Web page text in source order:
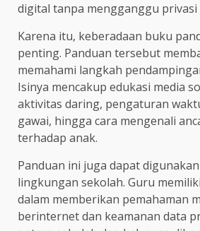
digital tanpa mengganggu privasi
Karena itu, keberadaan buku
penting. Panduan tersebut
memahami langkah
Isinya mencakup edukasi media
aktivitas daring, pengaturan
gawai, hingga cara mengenali
terhadap anak.
Panduan ini juga dapat
lingkungan sekolah. Guru
dalam memberikan pemahaman
berinternet dan keamanan data